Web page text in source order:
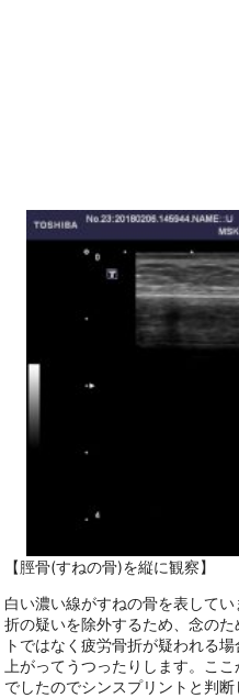
【脛骨(すねの骨)を縦に観察】
白い濃い線がすねの骨を表して
折の疑いを除外するため、念の
トではなく疲労骨折が疑われる
上がってうつったりします。こ
でしたのでシンスプリントと判断